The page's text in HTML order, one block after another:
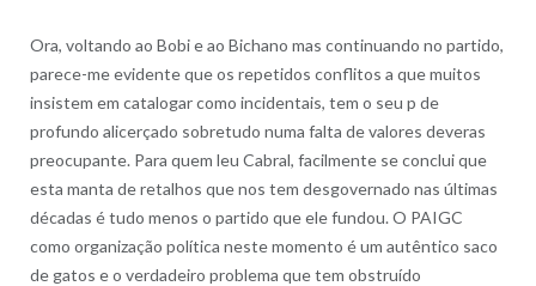
Ora, voltando ao Bobi e ao Bichano mas continuando no partido,
parece-me evidente que os repetidos conflitos a que muitos
insistem em catalogar como incidentais, tem o seu p de
profundo alicerçado sobretudo numa falta de valores deveras
preocupante. Para quem leu Cabral, facilmente se conclui que
esta manta de retalhos que nos tem desgovernado nas últimas
décadas é tudo menos o partido que ele fundou. O PAIGC
como organização política neste momento é um autêntico saco
de gatos e o verdadeiro problema que tem obstruído